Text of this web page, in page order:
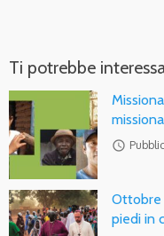
Ti potrebbe
access_time
Ottobre
piedi in